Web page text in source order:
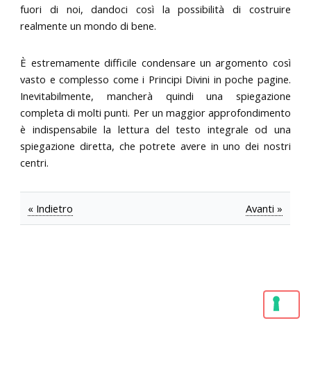
fuori di noi, dandoci così la possibilità di costruire
realmente un mondo di bene.
È estremamente difficile condensare un argomento così
vasto e complesso come i Principi Divini in poche pagine.
Inevitabilmente, mancherà quindi una spiegazione
completa di molti punti. Per un maggior approfondimento
è indispensabile la lettura del testo integrale od una
spiegazione diretta, che potrete avere in uno dei nostri
centri.
« Indietro Avanti »